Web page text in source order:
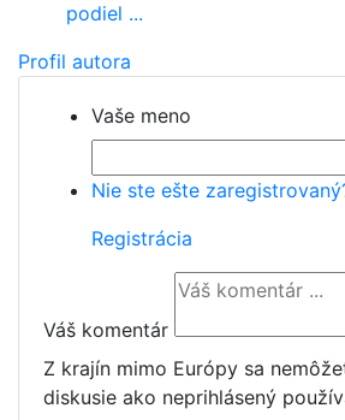
podiel ...
Profil autora
Vaše meno
Nie ste ešte
Registrácia
Váš komentár
Z krajín mimo Európy sa
diskusie ako neprihlásený